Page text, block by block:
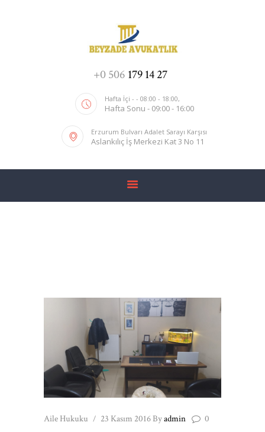
+0 506 179 14 27
Hafta İçi - - 08:00 - 18:00,
Hafta Sonu - 09:00 - 16:00
Erzurum Bulvarı Adalet Sarayı Karşısı
Aslankılıç İş Merkezi Kat 3 No 11
ANA SAYFA
HIZMETIMIZ
HAKKIMIZDA
GALERI
Aile Hukuku 23 Kasım 2016 Byadmin 0